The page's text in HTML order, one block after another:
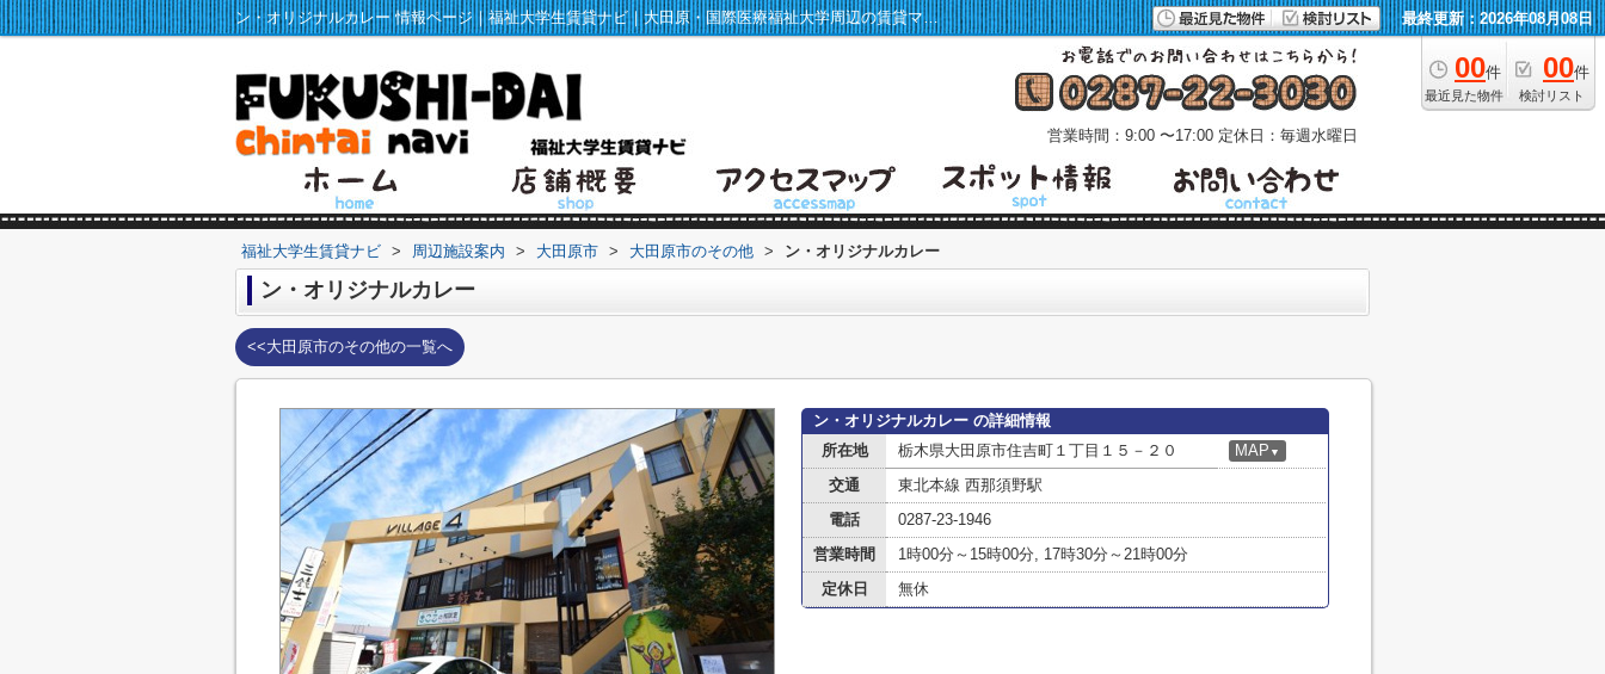
ン・オリジナルカレー 情報ページ｜福祉大学生賃貸ナビ｜大田原・国際医療福祉大学周辺の賃貸マンション・アパート情報 最終更新：2026年08月08日
00件
最近見た物件
00件
検討リスト
営業時間：9:00 〜17:00 定休日：毎週水曜日
福祉大学生賃貸ナビ > 周辺施設案内 > 大田原市 > 大田原市のその他 > ン・オリジナルカレー
ン・オリジナルカレー
<<大田原市のその他の一覧へ
ン・オリジナルカレー の詳細情報
所在地
栃木県大田原市住吉町１丁目１５－２０ MAP ▼
交通
東北本線 西那須野駅
電話
0287-23-1946
営業時間
1時00分～15時00分, 17時30分～21時00分
定休日
無休